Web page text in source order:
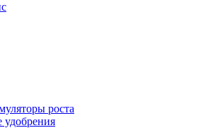
роста